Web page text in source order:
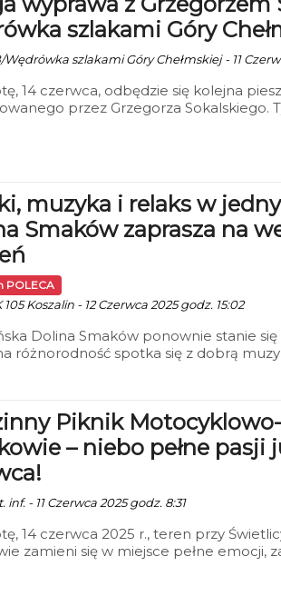
szlakami Góry
Wędrówka szlakami Góry Chełmskiej - 11
14 czerwca, odbędzie się kolejna
przez Grzegorza Sokalskiego.
muzyka i relaks w
Smaków zaprasza na
POLECA
105 Koszalin - 12 Czerwca 2025 godz. 15:02
Dolina Smaków ponownie stanie
różnorodność spotka się z dobrą
powietrzu.Piknik
– niebo pełne pasji
inf. - 11 Czerwca 2025 godz. 8:31
14 czerwca 2025 r., teren przy
zamieni się w miejsce pełne emocji,